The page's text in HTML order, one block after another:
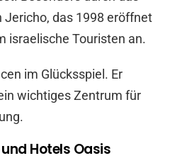
Jericho, das 1998 eröffnet
israelische Touristen an.
im Glücksspiel. Er
wichtiges Zentrum für
Hotels Oasis